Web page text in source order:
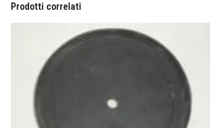
Prodotti correlati